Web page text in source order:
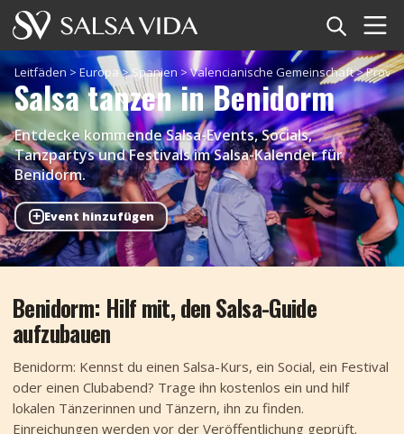
Startseite
Veranstaltungen
Nachrichten
Artikel
Videos
Shop
TuneTempo
+ Event hinzufügen
Leitfäden > Europa>Spanien >Valencianische Gemeinschaft>
Salsa tanzen in Benidorm
Entdecke kommende Salsa-Events, Socials,
Tanzpartys und Festivals im Salsa-Kalender für
Benidorm.
+ Event hinzufügen
Benidorm: Hilf mit, den Salsa-Guide
aufzubauen
Benidorm: Kennst du einen Salsa-Kurs, ein Social, ein Festival
oder einen Clubabend? Trage ihn kostenlos ein und hilf
lokalen Tänzerinnen und Tänzern, ihn zu finden.
Einreichungen werden vor der Veröffentlichung geprüft.